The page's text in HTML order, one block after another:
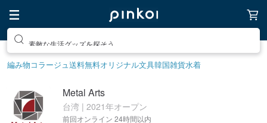
素敵な生活グッズを探そう
編み物コラージュ送料無料オリジナル文具韓国雑貨水着
Metal Arts
台湾 | 2021年オープン
前回オンライン 24時間以内